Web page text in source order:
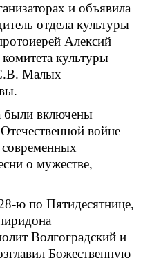
и объявила
отдела культуры
Алексий
культуры
Малых
были включены
войне
о мужестве,
ю по Пятидесятнице,
Волгоградский и
Божественную